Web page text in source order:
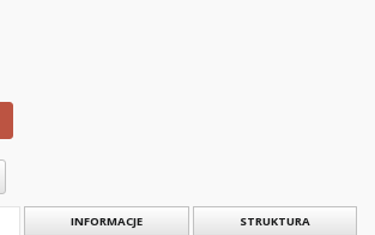
INFORMACJE STRUKTURA